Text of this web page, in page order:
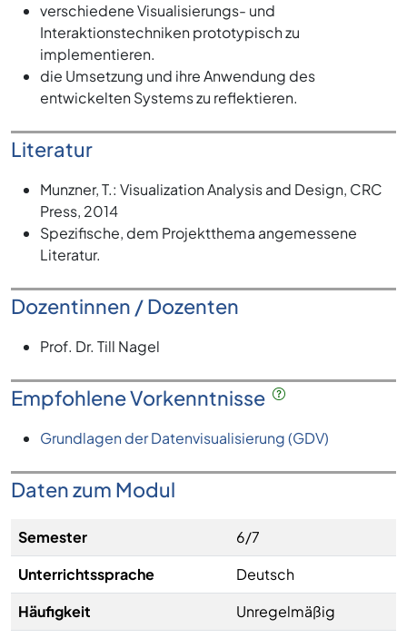
verschiedene Visualisierungs- und
Interaktionstechniken prototypisch zu
implementieren.
die Umsetzung und ihre Anwendung des
entwickelten Systems zu reflektieren.
Literatur
Munzner, T.: Visualization Analysis and Design, CRC
Press, 2014
Spezifische, dem Projektthema angemessene
Literatur.
Dozentinnen / Dozenten
Prof. Dr. Till Nagel
Empfohlene Vorkenntnisse
Grundlagen der Datenvisualisierung (GDV)
Daten zum Modul
Semester
6/7
Unterrichtssprache
Deutsch
Häufigkeit
Unregelmäßig